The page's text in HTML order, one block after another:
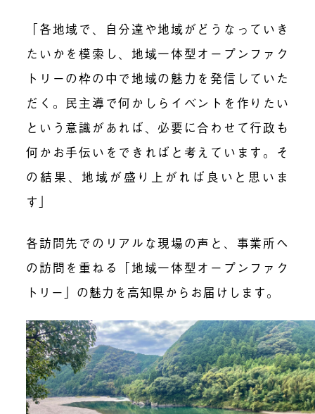
「各地域で、自分達や地域がどうなっていき
たいかを模索し、地域一体型オープンファク
トリーの枠の中で地域の魅力を発信していた
だく。民主導で何かしらイベントを作りたい
という意識があれば、必要に合わせて行政も
何かお手伝いをできればと考えています。そ
の結果、地域が盛り上がれば良いと思いま
す」
各訪問先でのリアルな現場の声と、事業所へ
の訪問を重ねる「地域一体型オープンファク
トリー」の魅力を高知県からお届けします。